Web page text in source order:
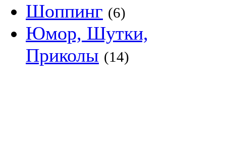
Шоппинг (6)
Юмор, Шутки,
Приколы (14)